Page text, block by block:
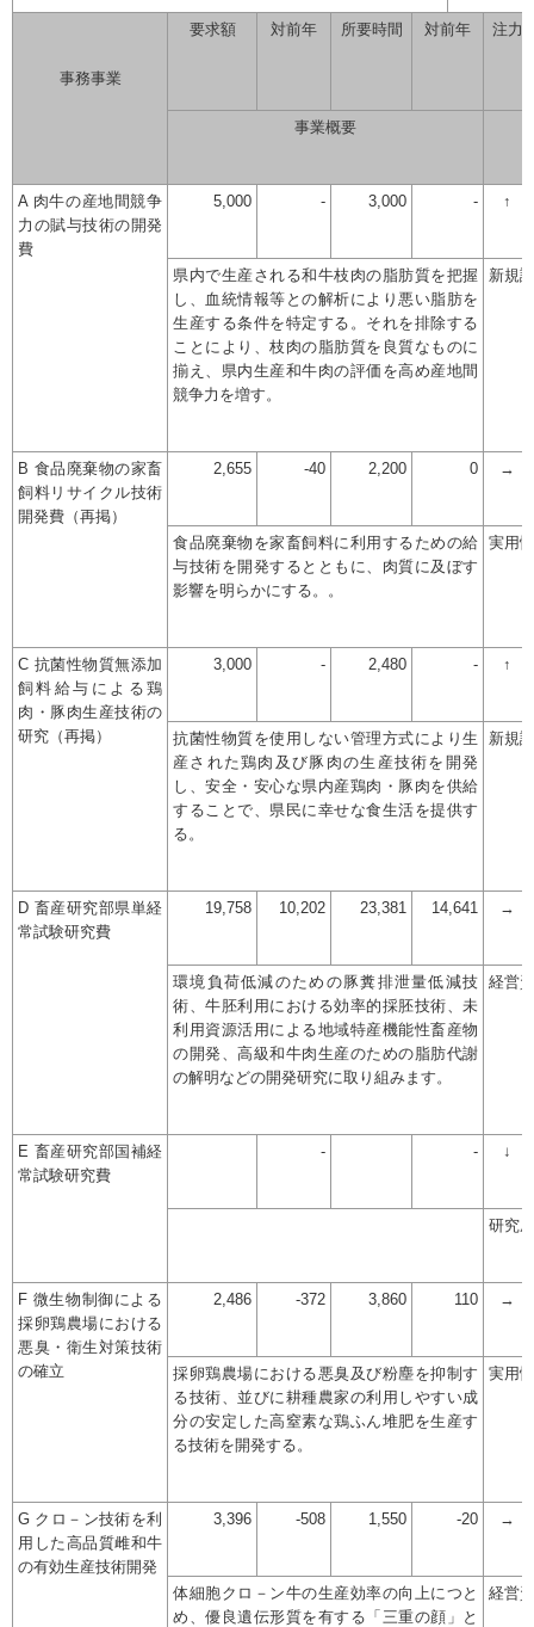
事務事業
要求額 対前年 所要時間 対前年 注力
事業概要
A 肉牛の産地間競争
力の賦与技術の開発
費
5,000 - 3,000 - ↑
県内で生産される和牛枝肉の脂肪質を把握
し、血統情報等との解析により悪い脂肪を
生産する条件を特定する。それを排除する
ことにより、枝肉の脂肪質を良質なものに
揃え、県内生産和牛肉の評価を高め産地間
競争力を増す。
新規
B 食品廃棄物の家畜
飼料リサイクル技術
開発費（再掲）
2,655 -40 2,200 0 →
食品廃棄物を家畜飼料に利用するための給
与技術を開発するとともに、肉質に及ぼす
影響を明らかにする。。
実用
C 抗菌性物質無添加
飼料給与による鶏
肉・豚肉生産技術の
研究（再掲）
3,000 - 2,480 - ↑
抗菌性物質を使用しない管理方式により生
産された鶏肉及び豚肉の生産技術を開発
し、安全・安心な県内産鶏肉・豚肉を供給
することで、県民に幸せな食生活を提供す
る。
新規
D 畜産研究部県単経
常試験研究費
19,758 10,202 23,381 14,641 →
環境負荷低減のための豚糞排泄量低減技
術、牛胚利用における効率的採胚技術、未
利用資源活用による地域特産機能性畜産物
の開発、高級和牛肉生産のための脂肪代謝
の解明などの開発研究に取り組みます。
経営
E 畜産研究部国補経
常試験研究費
- - ↓
研究
F 微生物制御による
採卵鶏農場における
悪臭・衛生対策技術
の確立
2,486 -372 3,860 110 →
採卵鶏農場における悪臭及び粉塵を抑制す
る技術、並びに耕種農家の利用しやすい成
分の安定した高窒素な鶏ふん堆肥を生産す
る技術を開発する。
実用
G クロ－ン技術を利
用した高品質雌和牛
の有効生産技術開発
3,396 -508 1,550 -20 →
体細胞クロ－ン牛の生産効率の向上につと
め、優良遺伝形質を有する「三重の顔」と
経営